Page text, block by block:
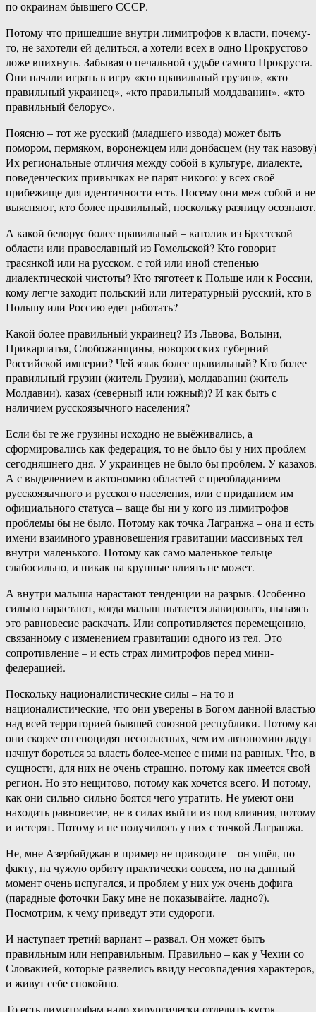
по окраинам бывшего СССР.
Потому что пришедшие внутри лимитрофов к власти, почему-
то, не захотели ей делиться, а хотели всех в одно Прокрустово
ложе впихнуть. Забывая о печальной судьбе самого Прокруста.
Они начали играть в игру «кто правильный грузин», «кто
правильный украинец», «кто правильный молдаванин», «кто
правильный белорус».
Поясню – тот же русский (младшего извода) может быть
помором, пермяком, воронежцем или донбасцем (ну так
Их региональные отличия между собой в культуре, диалекте,
поведенческих привычках не парят никого: у всех своё
прибежище для идентичности есть. Посему они меж собой и не
выясняют, кто более правильный, поскольку разницу осознают.
А какой белорус более правильный – католик из Брестской
области или православный из Гомельской? Кто говорит
трасянкой или на русском, с той или иной степенью
диалектической чистоты? Кто тяготеет к Польше или к России,
кому легче заходит польский или литературный русский, кто в
Польшу или Россию едет работать?
Какой более правильный украинец? Из Львова, Волыни,
Прикарпатья, Слобожанщины, новоросских губерний
Российской империи? Чей язык более правильный? Кто более
правильный грузин (житель Грузии), молдаванин (житель
Молдавии), казах (северный или южный)? И как быть с
наличием русскоязычного населения?
Если бы те же грузины исходно не выёживались, а
сформировались как федерация, то не было бы у них проблем
сегодняшнего дня. У украинцев не было бы проблем. У
А с выделением в автономию областей с преобладанием
русскоязычного и русского населения, или с приданием им
официального статуса – ваще бы ни у кого из лимитрофов
проблемы бы не было. Потому как точка Лагранжа – она и есть
имени взаимного уравновешения гравитации массивных тел
внутри маленького. Потому как само маленькое тельце
слабосильно, и никак на крупные влиять не может.
А внутри малыша нарастают тенденции на разрыв. Особенно
сильно нарастают, когда малыш пытается лавировать, пытаясь
это равновесие раскачать. Или сопротивляется перемещению,
связанному с изменением гравитации одного из тел. Это
сопротивление – и есть страх лимитрофов перед мини-
федерацией.
Поскольку националистические силы – на то и
националистические, что они уверены в Богом данной властью
над всей территорией бывшей союзной республики. Потому
они скорее отгеноцидят несогласных, чем им автономию дадут
начнут бороться за власть более-менее с ними на равных. Что, в
сущности, для них не очень страшно, потому как имеется свой
регион. Но это нещитово, потому как хочется всего. И потому,
как они сильно-сильно боятся чего утратить. Не умеют они
находить равновесие, не в силах выйти из-под влияния, потому
и истерят. Потому и не получилось у них с точкой Лагранжа.
Не, мне Азербайджан в пример не приводите – он ушёл, по
факту, на чужую орбиту практически совсем, но на данный
момент очень испугался, и проблем у них уж очень дофига
(парадные фоточки Баку мне не показывайте, ладно?).
Посмотрим, к чему приведут эти судороги.
И наступает третий вариант – развал. Он может быть
правильным или неправильным. Правильно – как у Чехии со
Словакией, которые развелись ввиду несовпадения характеров,
и живут себе спокойно.